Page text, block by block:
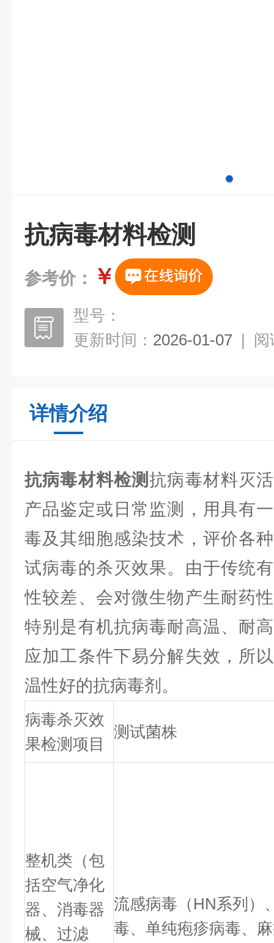
抗病毒材料检测
参考价： ￥
型号：
更新时间： 2026-01-07 | 阅
详情介绍
抗病毒材料检测抗病毒材料灭
产品鉴定或日常监测，用具有
毒及其细胞感染技术，评价各
试病毒的杀灭效果。由于传统
性较差、会对微生物产生耐药
特别是有机抗病毒耐高温、耐
应加工条件下易分解失效，所
温性好的抗病毒剂。
病毒杀灭效
果检测项目
测试菌株
整机类（包
括空气净化
器、消毒器
械、过滤
流感病毒（HN系列）
毒、单纯疱疹病毒、